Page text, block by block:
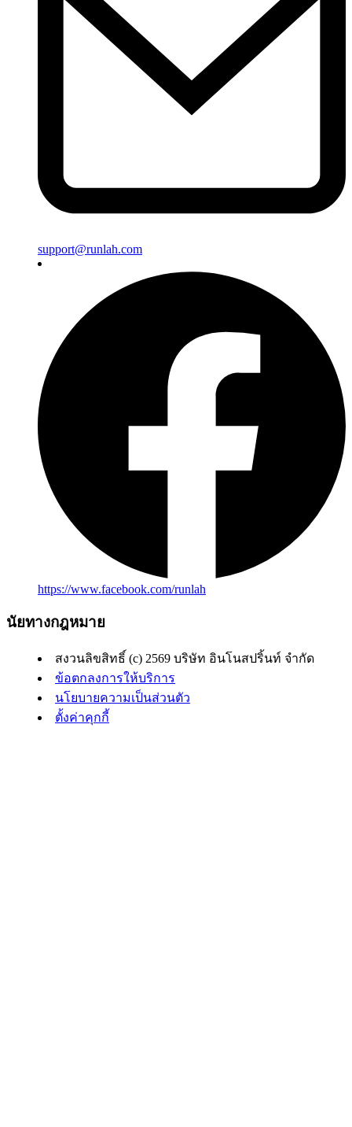
support@runlah.com
https://www.facebook.com/runlah
นัยทางกฎหมาย
สงวนลิขสิทธิ์ (c) 2569 บริษัท อินโนสปริ้นท์ จำกัด
ข้อตกลงการให้บริการ
นโยบายความเป็นส่วนตัว
ตั้งค่าคุกกี้